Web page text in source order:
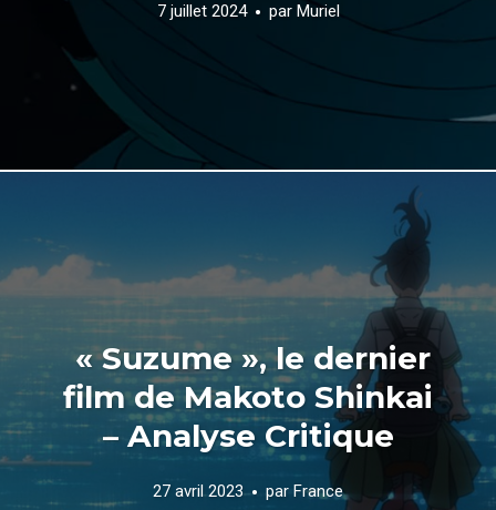
7 juillet 2024 par Muriel
« Suzume », le dernier
film de Makoto Shinkai
– Analyse Critique
27 avril 2023 par France